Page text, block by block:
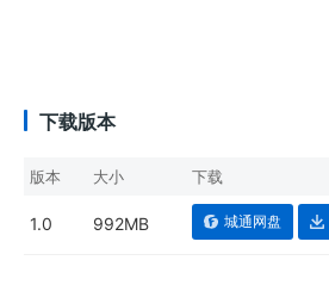
下载版本
版本 大小 下载
1.0 992MB 城通网盘